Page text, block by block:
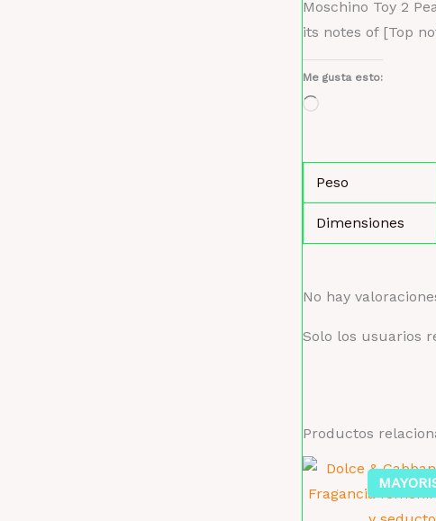
Moschino Toy 2
its notes of [Top
Me gusta esto:
Cargando...
Peso
Dimensiones
No hay
Solo los usuarios
Productos